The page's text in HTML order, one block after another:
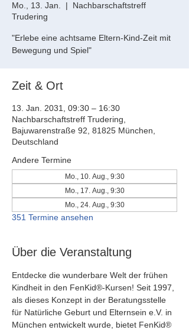
Mo., 13. Jan.
  |
Nachbarschaftstreff
Trudering
"Erlebe eine achtsame Eltern-Kind-Zeit mit
Bewegung und Spiel"
Zeit & Ort
13. Jan. 2031, 09:30 – 16:30
Nachbarschaftstreff Trudering,
Bajuwarenstraße 92, 81825 München,
Deutschland
Andere Termine
Mo., 10. Aug., 9:30
Mo., 17. Aug., 9:30
Mo., 24. Aug., 9:30
351 Termine ansehen
Über die Veranstaltung
Entdecke die wunderbare Welt der frühen
Kindheit in den FenKid®-Kursen! Seit 1997,
als dieses Konzept in der Beratungsstelle
für Natürliche Geburt und Elternsein e.V. in
München entwickelt wurde, bietet FenKid®